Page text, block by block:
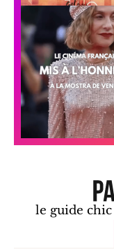
le guide chic